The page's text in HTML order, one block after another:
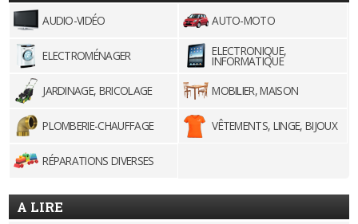
AUDIO-VIDÉO AUTO-MOTO
ELECTROMÉNAGER ELECTRONIQUE,
INFORMATIQUE
JARDINAGE, BRICOLAGE
MOBILIER, MAISON
PLOMBERIE-CHAUFFAGE VÊTEMENTS, LINGE, BIJOUX
RÉPARATIONS DIVERSES
A LIRE